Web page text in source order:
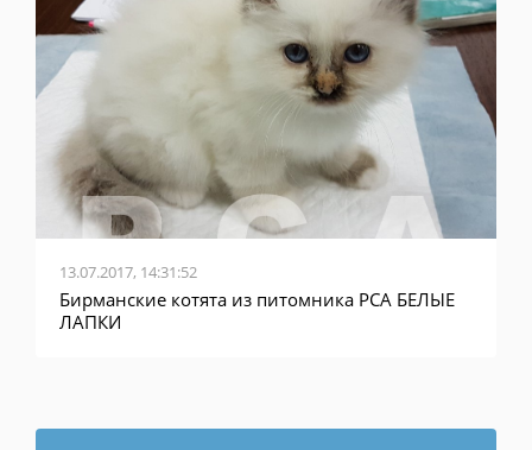
13.07.2017, 14:31:52
Бирманские котята из питомника PCA БЕЛЫЕ
ЛАПКИ